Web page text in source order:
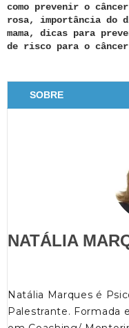
como prevenir o câncer
rosa, importância do
mama, dicas para
de risco para o câncer
SOBRE
NATÁLIA
Natália Marques é
Palestrante. Formada